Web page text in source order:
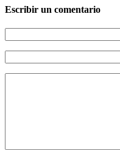
Escribir un comentario